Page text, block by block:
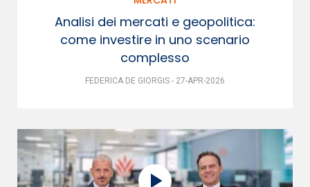
Analisi dei mercati e geopolitica:
come investire in uno scenario
complesso
FEDERICA DE GIORGIS - 27-APR-2026